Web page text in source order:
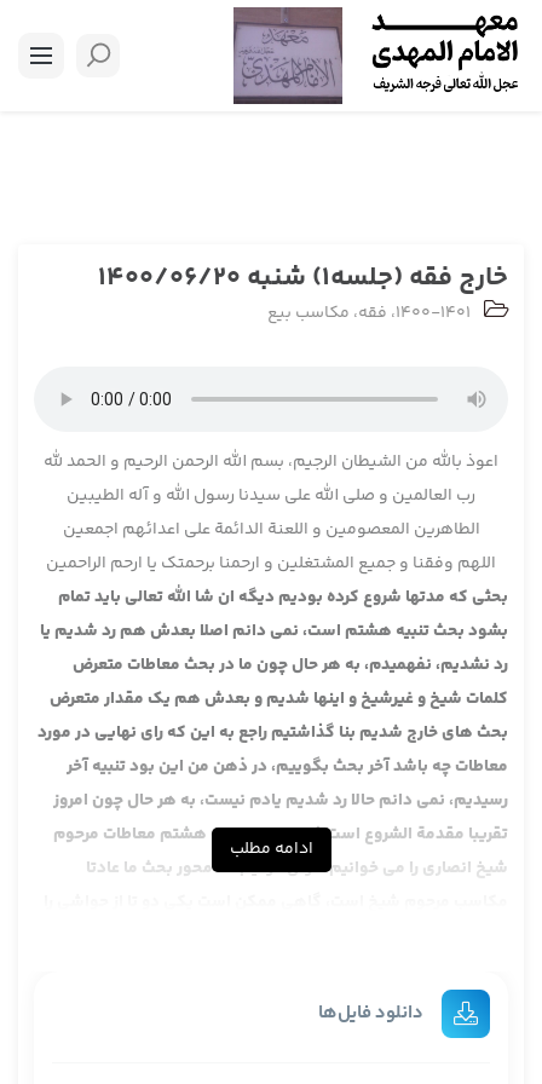
خارج فقه (جلسه1) شنبه 1400/06/20
1400-1401، فقه، مکاسب بیع
اعوذ بالله من الشیطان الرجیم، بسم الله الرحمن الرحیم و الحمد لله
رب العالمین و صلی الله علی سیدنا رسول الله و آله الطیبین
الطاهرین المعصومین و اللعنة الدائمة علی اعدائهم اجمعین
اللهم وفقنا و جمیع المشتغلین و ارحمنا برحمتک یا ارحم الراحمین
بحثی که مدتها شروع کرده بودیم دیگه ان شا الله تعالی باید تمام
بشود بحث تنبیه هشتم است، نمی دانم اصلا بعدش هم رد شدیم یا
رد نشدیم، نفهمیدم، به هر حال چون ما در بحث معاطات متعرض
کلمات شیخ و غیرشیخ و اینها شدیم و بعدش هم یک مقدار متعرض
بحث های خارج شدیم بنا گذاشتیم راجع به این که رای نهایی در مورد
معاطات چه باشد آخر بحث بگوییم، در ذهن من این بود تنبیه آخر
رسیدیم، نمی دانم حالا رد شدیم یادم نیست، به هر حال چون امروز
تقریبا مقدمة الشروع است فعلا همین تنبیه هشتم معاطات مرحوم
شیخ انصاری را می خوانیم، عرض کردیم که محور بحث ما عادتا
حواشی­ای هم که محل مراجعه ماست یکی مرحوم سیدیزدی رضوان
الله تعالی علیه است، یکی مرحوم ایروانی که استاد آقای خوئی
ادامه مطلب
دانلود فایل‌ها